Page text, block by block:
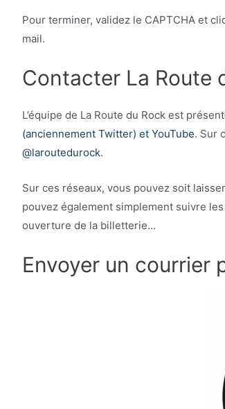
Pour terminer, validez le CAPTCHA et
mail.
Contacter La Route
L’équipe de La Route du Rock est
(anciennement Twitter) et YouTube. Sur
@laroutedurock.
Sur ces réseaux, vous pouvez soit
pouvez également simplement suivre
ouverture de la billetterie…
Envoyer un courrier